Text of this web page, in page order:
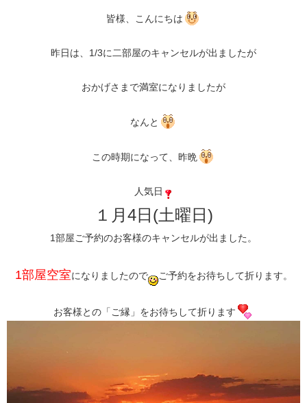
​​​​​皆様、こんにちは
昨日は、1/3に二部屋のキャンセルが出ましたが
おかげさまで満室になりましたが
なんと
この時期になって、昨晩
人気日
１月4日(土曜日)
1部屋ご予約のお客様のキャンセルが出ました。
​1部屋空室​になりましたので ご予約をお待ちして折ります。
お客様との「ご縁」をお待ちして折ります